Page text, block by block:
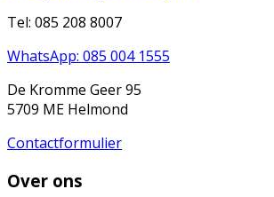
Tel: 085 208 8007
WhatsApp: 085 004 1555
De Kromme Geer 95
5709 ME Helmond
Contactformulier
Over ons